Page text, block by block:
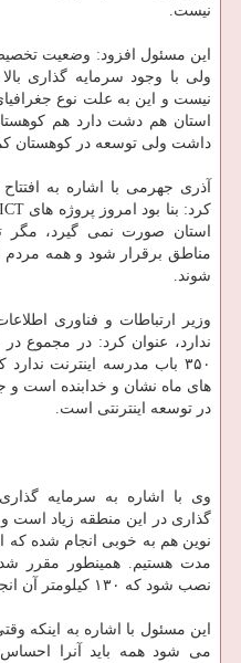
نیست.
این مسئول افزود: وضعیت
ولی با وجود سرمایه گذاری
نیست و این به علت نوع
استان هم دشت دارد هم
داشت ولی توسعه در کوهستان
استان صورت نمی گیرد، مگر
مناطق برقرار شود و همه مردم
شوند.
وزیر ارتباطات و فناوری
۳۵۰ باب مدرسه اینترنت
های ماه نشان و خدابنده است
در توسعه اینترنتی است.
وی با اشاره به سرمایه
گذاری در این منطقه زیاد است
نوین هم به خوبی انجام شده که
نصب شود که ۱۳۰ کیلومتر آن انجام شده است.
این مسئول با اشاره به اینکه
می شود همه باید آنرا